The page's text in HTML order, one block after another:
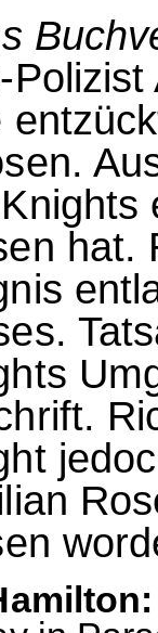
hat.